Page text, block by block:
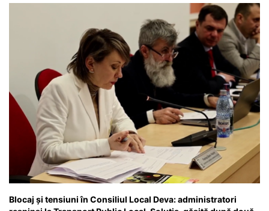
Blocaj și tensiuni în Consiliul Local Deva: administratori